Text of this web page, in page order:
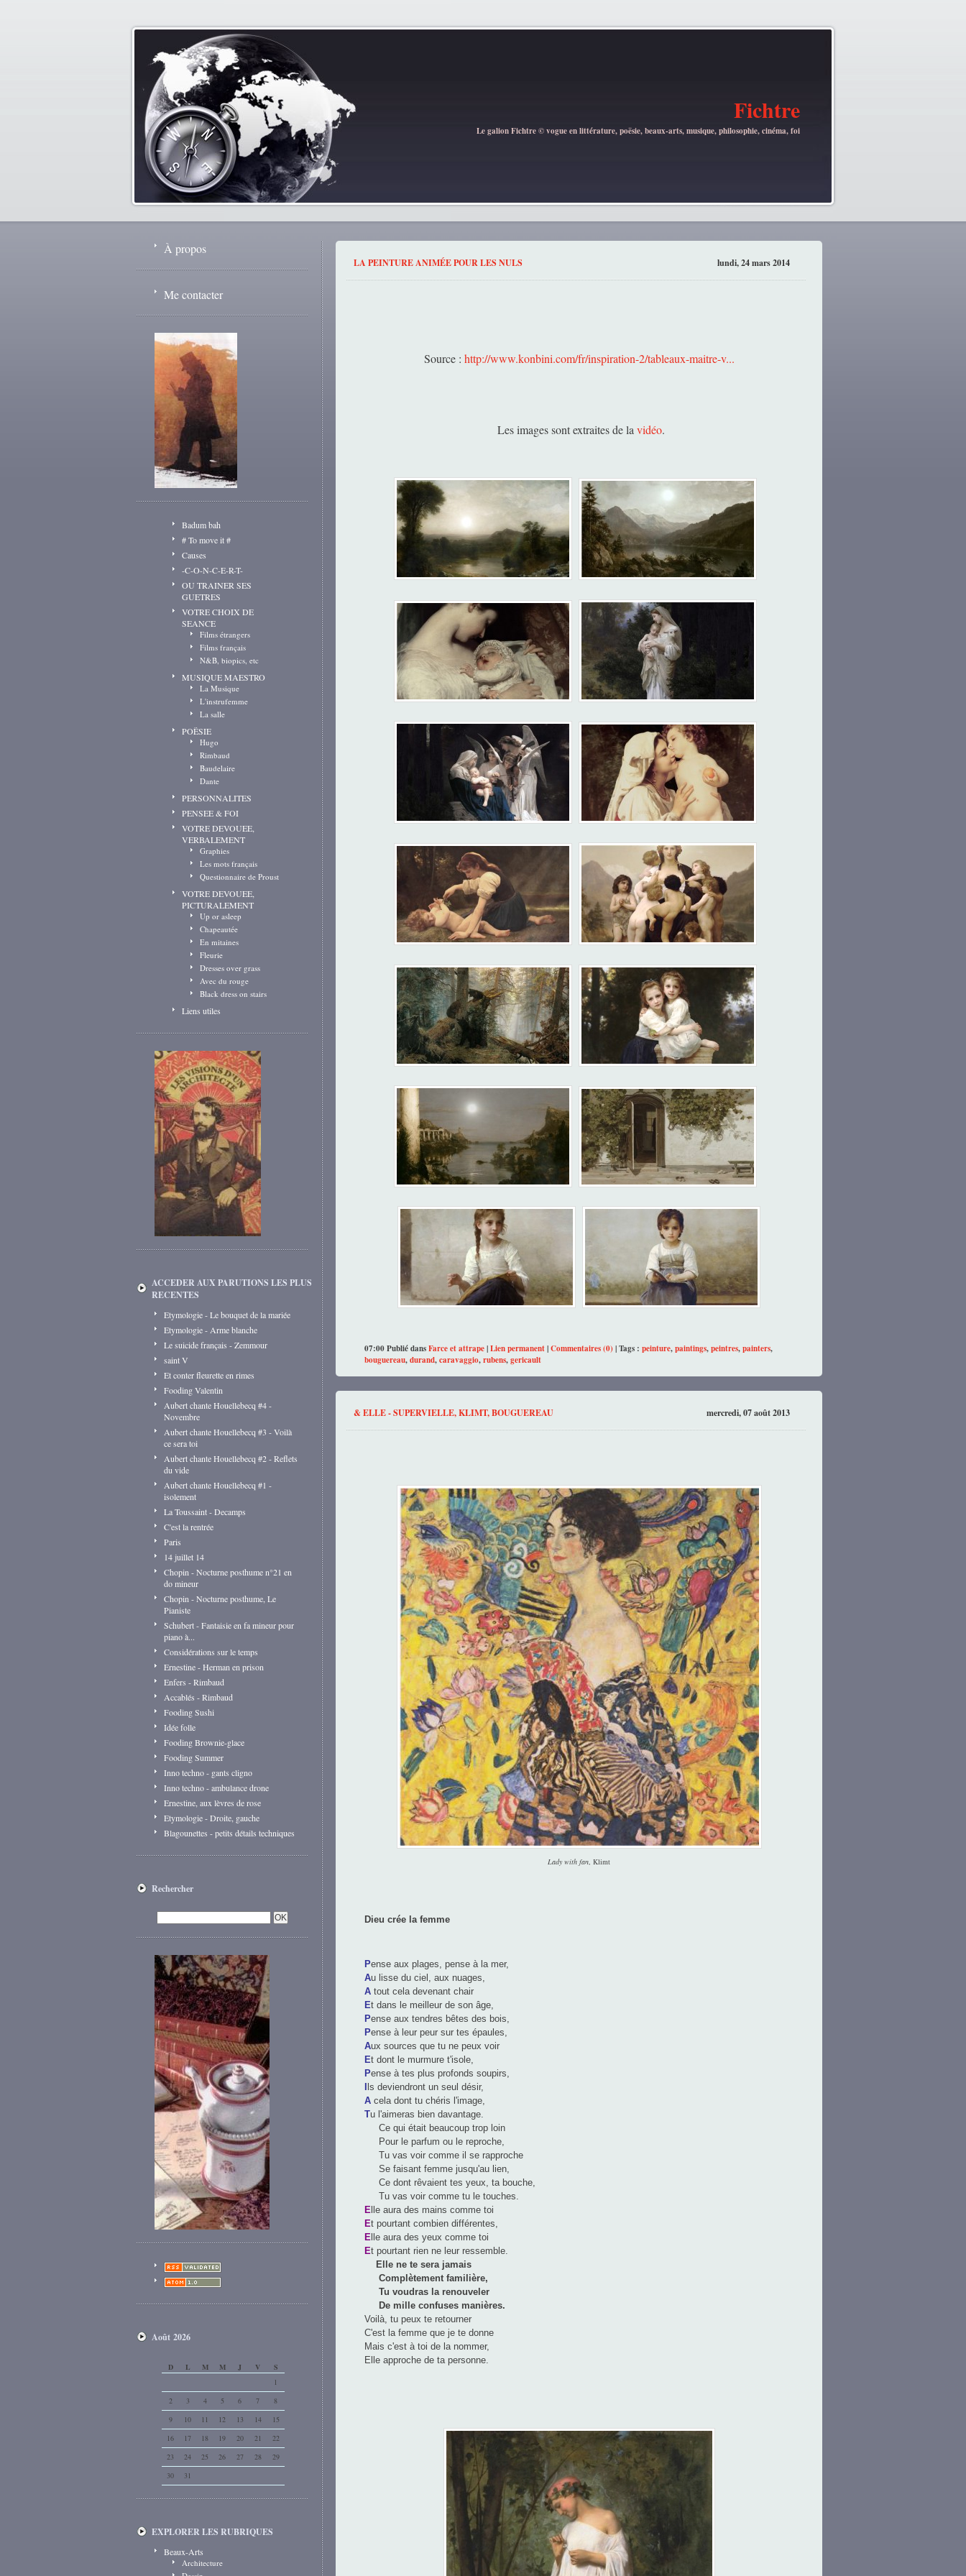
Fichtre
Le galion Fichtre © vogue en littérature, poësie, beaux-arts, musique, philosophie, cinéma, foi
À propos
Me contacter
Badum bah
# To move it #
Causes
-C-O-N-C-E-R-T-
OU TRAINER SES
GUETRES
VOTRE CHOIX DE
SEANCE
Films étrangers
Films français
N&B, biopics, etc
MUSIQUE MAESTRO
La Musique
L'instrufemme
La salle
POËSIE
Hugo
Rimbaud
Baudelaire
Dante
PERSONNALITES
PENSEE & FOI
VOTRE DEVOUEE,
VERBALEMENT
Graphies
Les mots français
Questionnaire de Proust
VOTRE DEVOUEE,
PICTURALEMENT
Up or asleep
Chapeautée
En mitaines
Fleurie
Dresses over grass
Avec du rouge
Black dress on stairs
Liens utiles
ACCEDER AUX PARUTIONS LES PLUS
RECENTES
Etymologie - Le bouquet de la mariée
Etymologie - Arme blanche
Le suicide français - Zemmour
saint V
Et conter fleurette en rimes
Fooding Valentin
Aubert chante Houellebecq #4 -
Novembre
Aubert chante Houellebecq #3 - Voilà
ce sera toi
Aubert chante Houellebecq #2 - Reflets
du vide
Aubert chante Houellebecq #1 -
isolement
La Toussaint - Decamps
C'est la rentrée
Paris
14 juillet 14
Chopin - Nocturne posthume n°21 en
do mineur
Chopin - Nocturne posthume, Le
Pianiste
Schubert - Fantaisie en fa mineur pour
piano à...
Considérations sur le temps
Ernestine - Herman en prison
Enfers - Rimbaud
Accablés - Rimbaud
Fooding Sushi
Idée folle
Fooding Brownie-glace
Fooding Summer
Inno techno - gants cligno
Inno techno - ambulance drone
Ernestine, aux lèvres de rose
Etymologie - Droite, gauche
Blagounettes - petits détails techniques
Rechercher
Août 2026
D L M M J V
S
1
2
3 4 5 6 7
8
9
10 11 12 13 14
15
16
17 18 19 20 21
22
23
24 25 26 27 28
29
30
31
EXPLORER LES RUBRIQUES
Beaux-Arts
Architecture
lundi, 24 mars 2014
LA PEINTURE ANIMÉE POUR LES NULS
Source : http://www.konbini.com/fr/inspiration-2/tableaux-maitre-v...
Les images sont extraites de la vidéo.
07:00 Publié dansFarce et attrape|Lien permanent|Commentaires (0) | Tags : peinture,paintings,peintres,painters,
bouguereau,durand,caravaggio,rubens,gericault
mercredi, 07 août 2013
& ELLE - SUPERVIELLE, KLIMT, BOUGUEREAU
Lady with fan, Klimt
Dieu crée la femme
Pense aux plages, pense à la mer,
Au lisse du ciel, aux nuages,
A tout cela devenant chair
Et dans le meilleur de son âge,
Pense aux tendres bêtes des bois,
Pense à leur peur sur tes épaules,
Aux sources que tu ne peux voir
Et dont le murmure t'isole,
Pense à tes plus profonds soupirs,
ls deviendront un seul désir,
A cela dont tu chéris l'image,
Tu l'aimeras bien davantage.
Ce qui était beaucoup trop loin
Pour le parfum ou le reproche,
Tu vas voir comme il se rapproche
Se faisant femme jusqu'au lien,
Ce dont rêvaient tes yeux, ta bouche,
Tu vas voir comme tu le touches.
E lle aura des mains comme toi
Et pourtant combien différentes,
E lle aura des yeux comme toi
Et pourtant rien ne leur ressemble.
Elle ne te sera jamais
Complètement familière,
Tu voudras la renouveler
De mille confuses manières.
Voilà, tu peux te retourner
C'est la femme que je te donne
Mais c'est à toi de la nommer,
Elle approche de ta personne.